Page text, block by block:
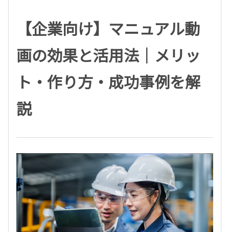
【企業向け】マニュアル動
画の効果と活用法｜メリッ
ト・作り方・成功事例を解
説